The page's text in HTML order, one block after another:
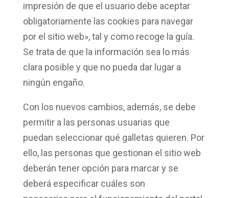
impresión de que el usuario debe aceptar
obligatoriamente las cookies para navegar
por el sitio web», tal y como recoge la guía.
Se trata de que la información sea lo más
clara posible y que no pueda dar lugar a
ningún engaño.
Con los nuevos cambios, además, se debe
permitir a las personas usuarias que
puedan seleccionar qué galletas quieren. Por
ello, las personas que gestionan el sitio web
deberán tener opción para marcar y se
deberá especificar cuáles son